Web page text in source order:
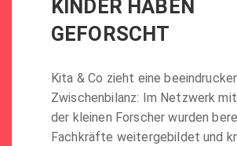
KINDER HABEN
GEFORSCHT
Kita & Co zieht eine
Zwischenbilanz: Im Netzwerk
der kleinen Forscher wurden
Fachkräfte weitergebildet und